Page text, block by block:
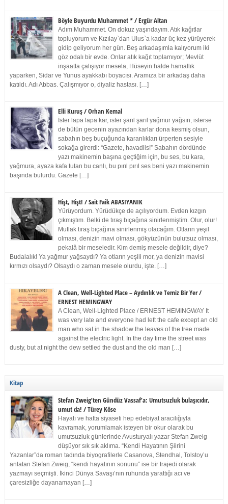
Böyle Buyurdu Muhammet * / Ergür Altan
Adım Muhammet. On dokuz yaşındayım. Atık kağıtlar
topluyorum ve Kızılay`dan Ulus`a kadar üç kez yürüyerek
gidip geliyorum her gün. Beş arkadaşımla kalıyorum iki
göz odalı bir evde. Onlar atık kağıt toplamıyor; Mevlüt
inşaatta çalışıyor mesela, Hüseyin halde hamallık
yaparken, Sidar ve Yunus ayakkabı boyacısı. Aramıza bir arkadaş daha
katıldı. Adı Abbas. Çalışmıyor o, diyaliz hastası. […]
Elli Kuruş / Orhan Kemal
İster lapa lapa kar, ister şarıl şarıl yağmur yağsın, isterse
de bütün gecenin ayazından karlar dona kesmiş olsun,
sabahın beş buçuğunda karanlıkları ürperten sesiyle
sokağa girerdi: “Gazete, havadiis!” Sabahın dördünde
yazı makinemin başına geçtiğim için, bu ses, bu kara,
yağmura, ayaza kafa tutan bu canlı, bu pırıl pırıl ses beni yazı makinemin
başında bulurdu. Gazete […]
Hişt, Hişt! / Sait Faik ABASIYANIK
Yürüyordum. Yürüdükçe de açılıyordum. Evden kızgın
çıkmıştım. Belki de tıraş bıçağına sinirlenmiştim. Olur, olur!
Mutlak tıraş bıçağına sinirlenmiş olacağım. Otların yeşil
olması, denizin mavi olması, gökyüzünün bulutsuz olması,
pekalâ bir meseledir. Kim demiş mesele değildir, diye?
Budalalık! Ya yağmur yağsaydı? Ya otların yeşili mor, ya denizin mavisi
kırmızı olsaydı? Olsaydı o zaman mesele olurdu, işte. […]
A Clean, Well-Lighted Place – Aydınlık ve Temiz Bir Yer /
ERNEST HEMINGWAY
A Clean, Well-Lighted Place / ERNEST HEMINGWAY It
was very late and everyone had left the cafe except an old
man who sat in the shadow the leaves of the tree made
against the electric light. In the day time the street was
dusty, but at night the dew settled the dust and the old man […]
Kitap
Stefan Zweig’ten Gündüz Vassaf’a: Umutsuzluk bulaşıcıdır,
umut da! / Türey Köse
Hayatı ve hatta siyaseti hep edebiyat aracılığıyla
kavramak, yorumlamak isteyen bir okur olarak bu
umutsuzluk günlerinde Avusturyalı yazar Stefan Zweig
düşüyor sık sık aklıma. “Kendi Hayatının Şiirini
Yazanlar”da roman tadında biyografilerle Casanova, Stendhal, Tolstoy’u
anlatan Stefan Zweig, “kendi hayatının sonunu” ise bir trajedi olarak
yazmayı seçmişti. İkinci Dünya Savaşı’nın ruhunda yarattığı acı ve
çaresizliğe dayanamayan […]